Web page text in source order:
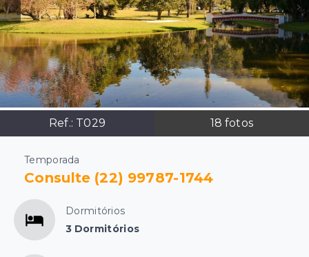
Ref.: T029 18 fotos
Temporada
Consulte (22) 99787-1744
Dormitórios
3 Dormitórios